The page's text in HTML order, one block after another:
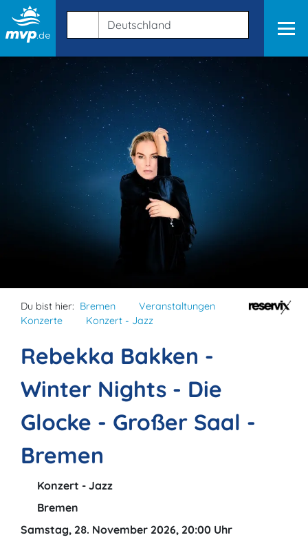
Du bist hier: Bremen
Veranstaltungen
Konzerte
Konzert - Jazz
Rebekka Bakken -
Winter Nights - Die
Glocke - Großer Saal -
Bremen
Konzert - Jazz
Bremen
Samstag, 28. November 2026, 20:00 Uhr